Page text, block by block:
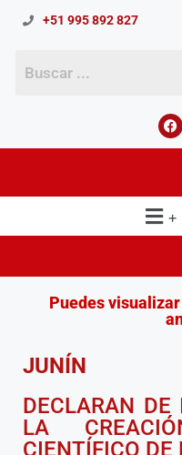
+51 995 892 827
+
Puedes
JUNÍN
DECLARAN DE
LA
CIENTÍFICO DE